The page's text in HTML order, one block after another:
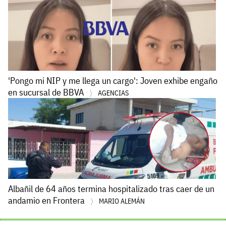
'Pongo mi NIP y me llega un cargo': Joven exhibe engaño
en sucursal de BBVA
AGENCIAS
Albañil de 64 años termina hospitalizado tras caer de un
andamio en Frontera
MARIO ALEMÁN